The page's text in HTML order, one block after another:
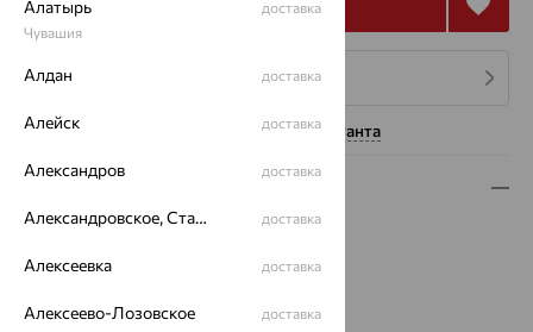
4 платежа по 2 235₽
Нужна помощь консультанта
1.08
Металл:Золото
Проба:375
Алатырь
Чувашия
доставка
Алдан доставка
Алейск доставка
Александров доставка
Александровское, Ставропольский край доставка
Алексеевка доставка
Алексеево-Лозовское доставка